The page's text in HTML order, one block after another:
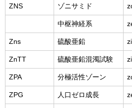
ZNS ゾニサミド
中枢神経系
Zns 硫酸亜鉛
ZnTT 硫酸亜鉛混濁試験
ZPA 分極活性ゾーン
ZPG 人口ゼロ成長